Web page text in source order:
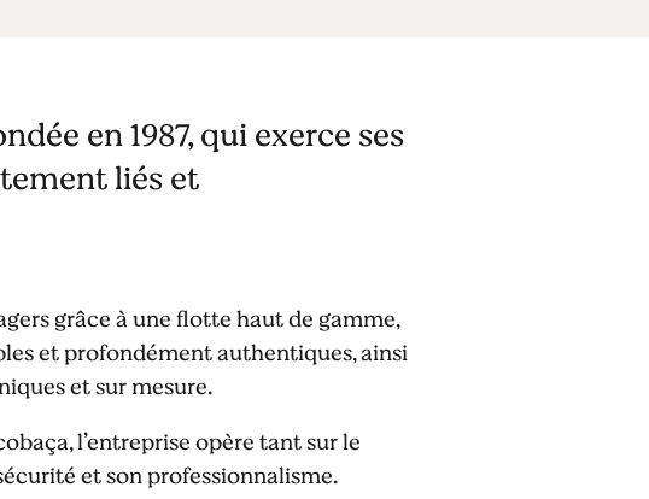
en 1987, qui exerce ses
liés et
grâce à une flotte haut de gamme,
et profondément authentiques, ainsi
et sur mesure.
l’entreprise opère tant sur le
et son professionnalisme.